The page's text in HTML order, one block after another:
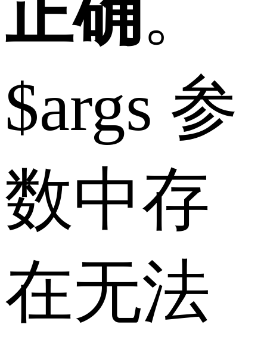
$args 参
数中存
在无法